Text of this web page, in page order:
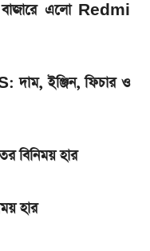
কবে আসবে
একভরি সোনার
লঞ্চ, থাকছে ৪-
কার্ভড AMOLED
বাজারে এলো Redmi
ইঞ্জিন, ফিচার ও
বিনিময় হার
হার